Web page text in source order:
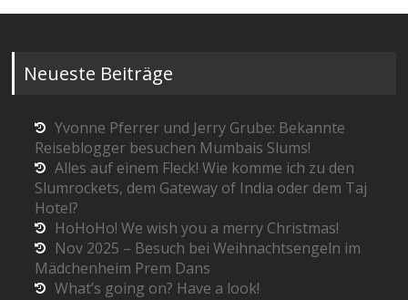
Neueste Beiträge
Yvonne Pferrer und Jerry Grube: Bekannte
Reiseblogger besuchen Mumbais Slums!
Alles auf einem Fleck! Wie komme ich zu den
Slumrockets, dem Gateway of India oder dem Taj
Hotel?
HoHoHo! We wish you a merry Christmas!
Nov 2025 – Besuch bei Weihnachtsengeln im
Mädchenheim Prem Dans
What’s going on? Have a look!